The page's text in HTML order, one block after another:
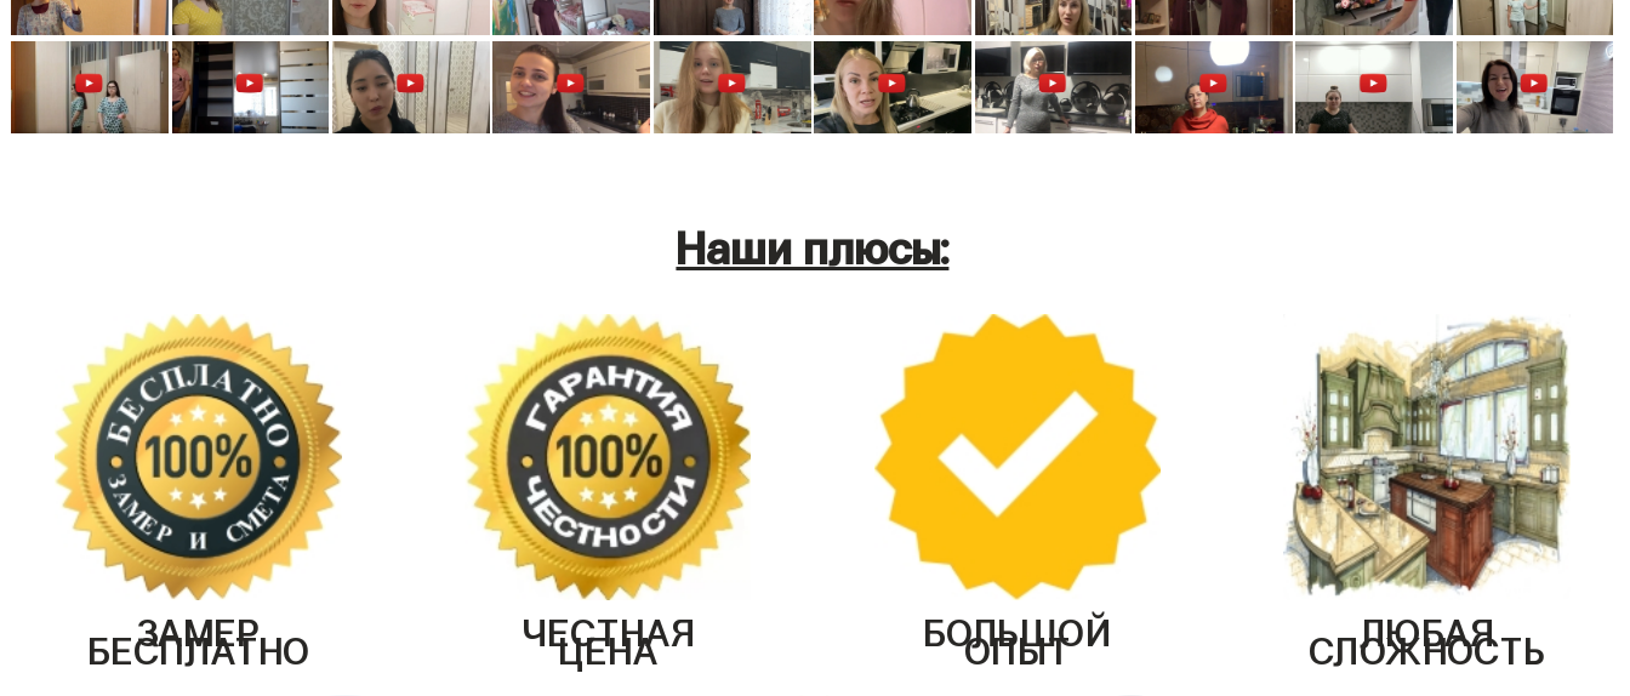
Наши плюсы:
ЗАМЕР
БЕСПЛАТНО ЧЕСТНАЯ
ЦЕНА БОЛЬШОЙ
ОПЫТ ЛЮБАЯ
СЛОЖНОСТЬ